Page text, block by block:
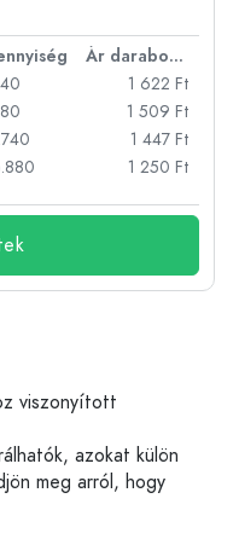
Ár darabonként
1 622 Ft
1 509 Ft
1 447 Ft
1 250 Ft
viszonyított
azokat külön
meg arról, hogy